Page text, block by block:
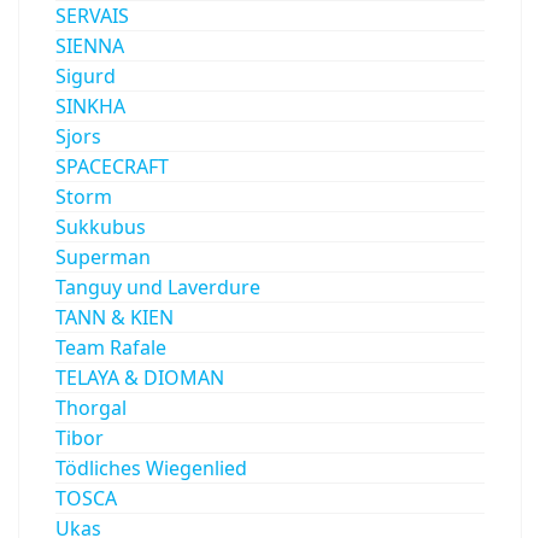
SERVAIS
SIENNA
Sigurd
SINKHA
Sjors
SPACECRAFT
Storm
Sukkubus
Superman
Tanguy und Laverdure
TANN & KIEN
Team Rafale
TELAYA & DIOMAN
Thorgal
Tibor
Tödliches Wiegenlied
TOSCA
Ukas